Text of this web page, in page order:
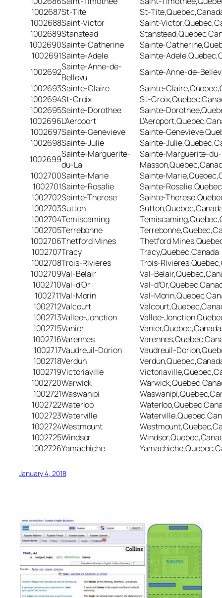
1002687St-Tite
St-
1002688Saint-Victor
Saint-
1002689Stanstead
1002690Sainte-Catherine
Sainte-
1002691Sainte-Adele
Sainte-
1002692Sainte-Anne-de-
Bellevu
Sainte-Anne-de-
1002693Sainte-Claire
Sainte-
1002694St-Croix
St-
1002695Sainte-Dorothee
Sainte-
1002696L’Aeroport
1002697Sainte-Genevieve
Sainte-
1002698Sainte-Julie
Sainte-
1002699Sainte-Marguerite-
du-La
Sainte-Marguerite-
1002700Sainte-Marie
Sainte-
1002701Sainte-Rosalie
Sainte-
1002702Sainte-Therese
Sainte-
1002703Sutton
1002704Temiscaming
1002705Terrebonne
1002706Thetford Mines
Thetford
1002707Tracy
Tracy,Quebec,Canada
1002708Trois-Rivieres
Trois-
1002709Val-Belair
Val-
1002710Val-d’Or
Val-
1002711Val-Morin
Val-
1002712Valcourt
1002713Vallee-Jonction
Vallee-
1002715Vanier
Vanier,Quebec,Canada
1002716Varennes
1002717Vaudreuil-Dorion
Vaudreuil-
1002718Verdun
1002719Victoriaville
1002720Warwick
1002721Waswanipi
1002722Waterloo
1002723Waterville
1002724Westmount
1002725Windsor
1002726Yamachiche
January 4, 2018